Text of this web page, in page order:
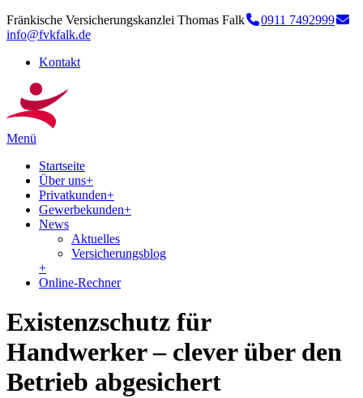
Fränkische Versicherungskanzlei Thomas Falk
0911 7492999
info@fvkfalk.de
Kontakt
Menü
Startseite
Über uns+
Privatkunden+
Gewerbekunden+
News
Aktuelles
Versicherungsblog
+
Online-Rechner
Existenzschutz für
Handwerker – clever über den
Betrieb abgesichert